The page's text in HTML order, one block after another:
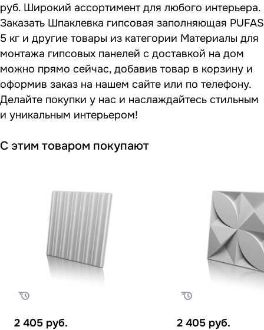
руб. Широкий ассортимент для любого интерьера.
Заказать Шпаклевка гипсовая заполняющая PUFAS
5 кг и другие товары из категории Материалы для
монтажа гипсовых панелей с доставкой на дом
можно прямо сейчас, добавив товар в корзину и
оформив заказ на нашем сайте или по телефону.
Делайте покупки у нас и наслаждайтесь стильным
и уникальным интерьером!
С этим товаром покупают
2 405 руб. 2 405 руб.